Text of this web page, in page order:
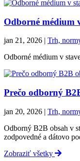
Odborné médium
jan 21, 2026 | Trh,
Odborné médium v
Prečo odborný
jan 20, 2026 | Trh,
Odborný B2B obsah v
zodpovedné a dátovo
Zobraziť všetky